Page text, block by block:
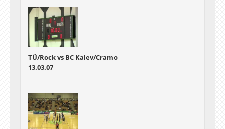
TÜ/Rock vs BC Kalev/Cramo
13.03.07